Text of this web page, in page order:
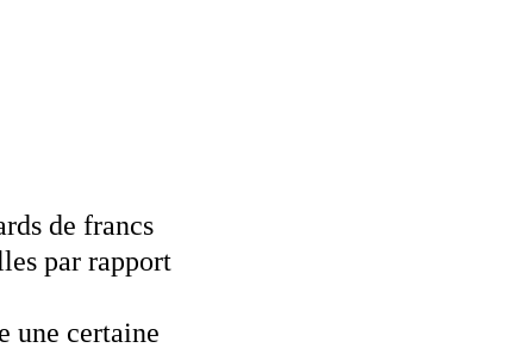
de francs
par rapport
une certaine